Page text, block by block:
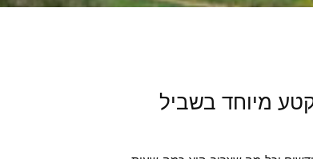
מיוחד בשביל